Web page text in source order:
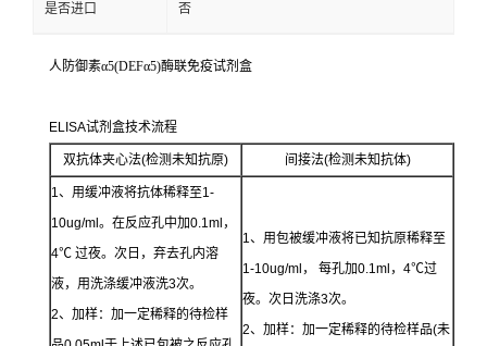
是否进口 否
人防御素α5(DEFα5)酶联免疫试剂盒
ELISA试剂盒技术流程
双抗体夹心法(检测未知抗原) 间接法(检测未知抗体)
1、用缓冲液将抗体稀释至1-
10ug/ml。在反应孔中加0.1ml，
4℃ 过夜。次日，弃去孔内溶
液，用洗涤缓冲液洗3次。
2、加样：加一定稀释的待检样
1、用包被缓冲液将已知抗原稀释至
1-10ug/ml， 每孔加0.1ml，4℃过
夜。次日洗涤3次。
2、加样：加一定稀释的待检样品(未